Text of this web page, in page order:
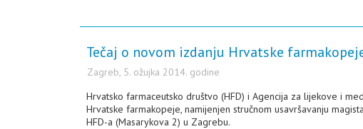
Tečaj o novom izdanju Hrvatske
Zagreb, 5. ožujka 2014. godine
Hrvatsko farmaceutsko društvo (HFD) i Agencija za lijekove i
Hrvatske farmakopeje, namijenjen stručnom usavršavanju
HFD-a (Masarykova 2) u Zagrebu.